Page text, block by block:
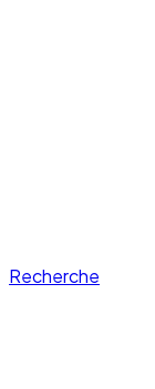
Recherche